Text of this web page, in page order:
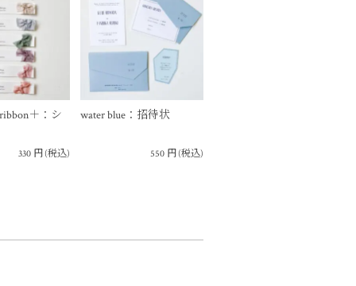
＋：シ
330 円(税込)
water blue：招待状
550 円(税込)